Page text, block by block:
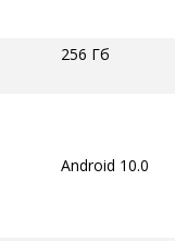
256 Гб
Android 10.0